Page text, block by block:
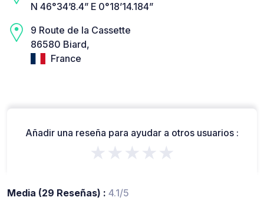
N 46°34’8.4” E 0°18’14.184”
9 Route de la Cassette
86580 Biard,
France
Añadir una reseña para ayudar a otros usuarios :
★★★★★
Media (29 Reseñas) : 4.1/5